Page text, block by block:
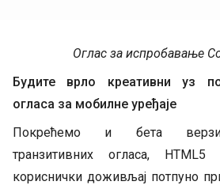
Оглас за испробавање
Будите врло креативни уз
огласа за мобилне уређаје
Покрећемо и бета
транзитивних огласа,
кориснички доживљај потпуно